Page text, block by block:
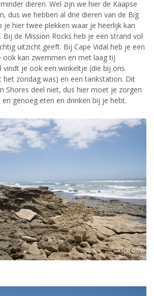
dieren. Wel zijn we hier de Kaapse
dus we hebben al drie dieren van de Big
je hier twee plekken waar je heerlijk kan
Bij de Mission Rocks heb je een strand vol
uitzicht geeft. Bij Cape Vidal heb je een
ook kan zwemmen en met laag tij
vindt je ook een winkeltje (die bij ons
het zondag was) en een tankstation. Dit
Shores deel niet, dus hier moet je zorgen
genoeg eten en drinken bij je hebt.